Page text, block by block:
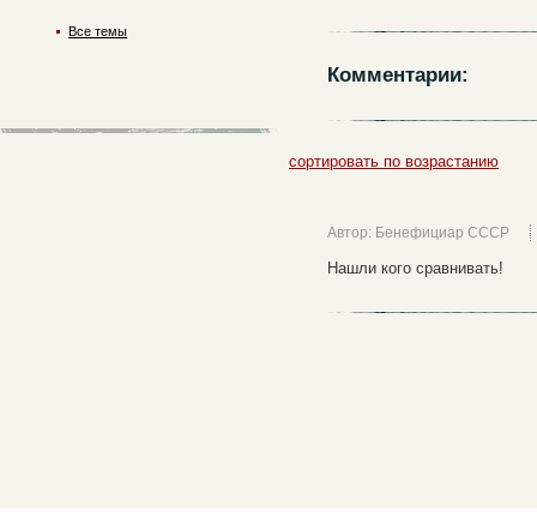
Комментарии:
сортировать по возрастанию
Автор: Бенефициар СССР
Нашли кого сравнивать!
Все темы